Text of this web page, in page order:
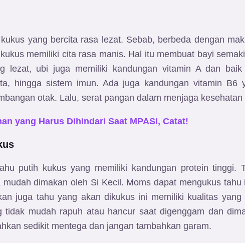
yang bercita rasa lezat. Sebab, berbeda dengan
memiliki cita rasa manis. Hal itu membuat bayi
lezat, ubi juga memiliki kandungan vitamin A dan
hingga sistem imun. Ada juga kandungan vitamin B6
otak. Lalu, serat pangan dalam menjaga kesehatan
yang Harus Dihindari Saat MPASI, Catat!
putih kukus yang memiliki kandungan protein tinggi.
mudah dimakan oleh Si Kecil. Moms dapat mengukus tahu
juga tahu yang akan dikukus ini memiliki kualitas yang
tidak mudah rapuh atau hancur saat digenggam dan
sedikit mentega dan jangan tambahkan garam.